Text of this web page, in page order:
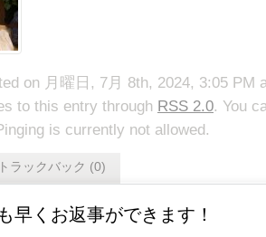
on 月曜日, 7月 8th, 2024, 3:05 PM
to this entry through RSS 2.0. You
is currently not allowed.
トラックバック (0)
早くお返事ができます！